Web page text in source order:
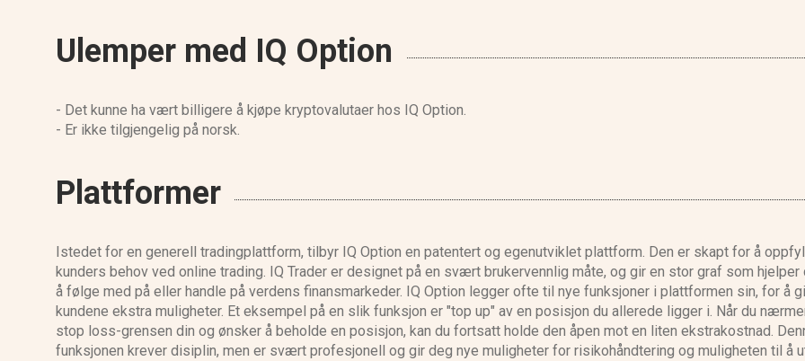
Ulemper med IQ Option
- Det kunne ha vært billigere å kjøpe kryptovalutaer hos IQ Option.
- Er ikke tilgjengelig på norsk.
Plattformer
Istedet for en generell tradingplattform, tilbyr IQ Option en patentert og egenutviklet plattform. Den er skapt for å
kunders behov ved online trading. IQ Trader er designet på en svært brukervennlig måte, og gir en stor graf som hjelper
å følge med på eller handle på verdens finansmarkeder. IQ Option legger ofte til nye funksjoner i plattformen sin, for å gi
kundene ekstra muligheter. Et eksempel på en slik funksjon er "top up" av en posisjon du allerede ligger i. Når du
stop loss-grensen din og ønsker å beholde en posisjon, kan du fortsatt holde den åpen mot en liten ekstrakostnad.
funksjonen krever disiplin, men er svært profesjonell og gir deg nye muligheter for risikohåndtering og muligheten til å